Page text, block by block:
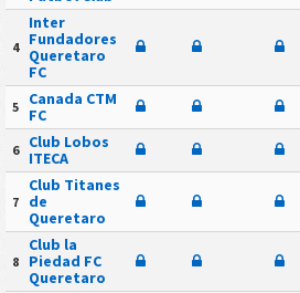
4
Inter
Fundadores
Queretaro
FC
5
Canada CTM
FC
6
Club Lobos
ITECA
7
Club Titanes
de
Queretaro
8
Club la
Piedad FC
Queretaro